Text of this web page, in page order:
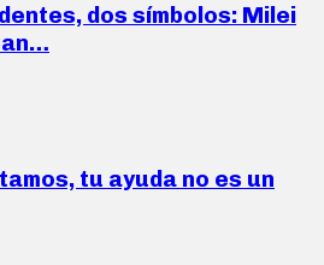
dos símbolos: Milei
tu ayuda no es un